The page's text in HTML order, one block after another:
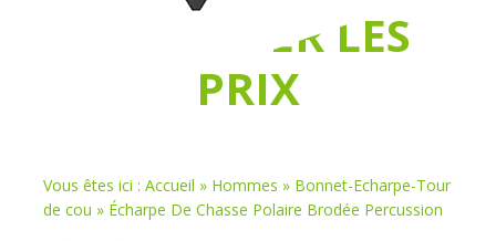
CHASSER LES
PRIX
Vous êtes ici : Accueil » Hommes » Bonnet-Echarpe-Tour
de cou » Écharpe De Chasse Polaire Brodée Percussion